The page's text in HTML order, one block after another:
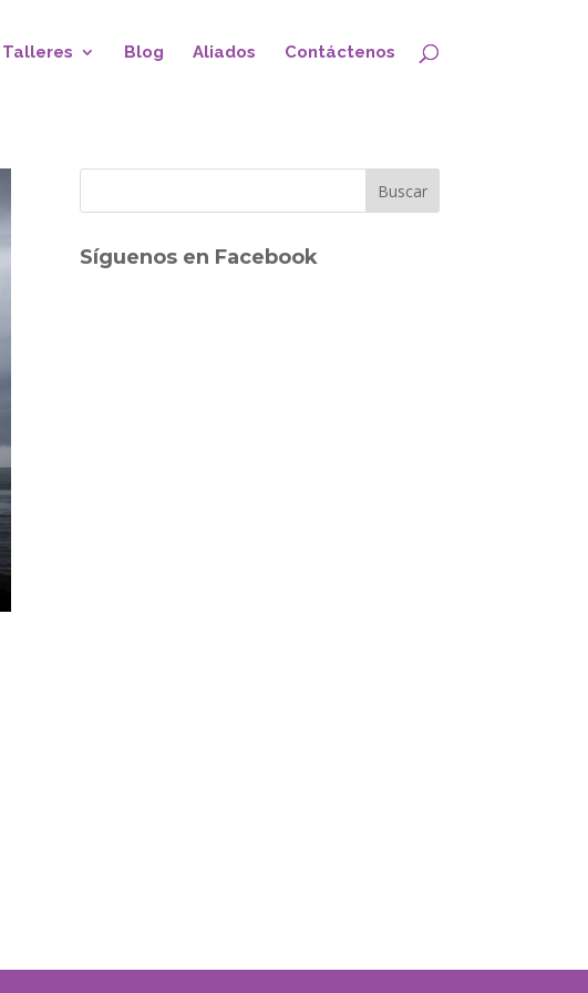
Talleres Blog Aliados Contáctenos
Síguenos en Facebook